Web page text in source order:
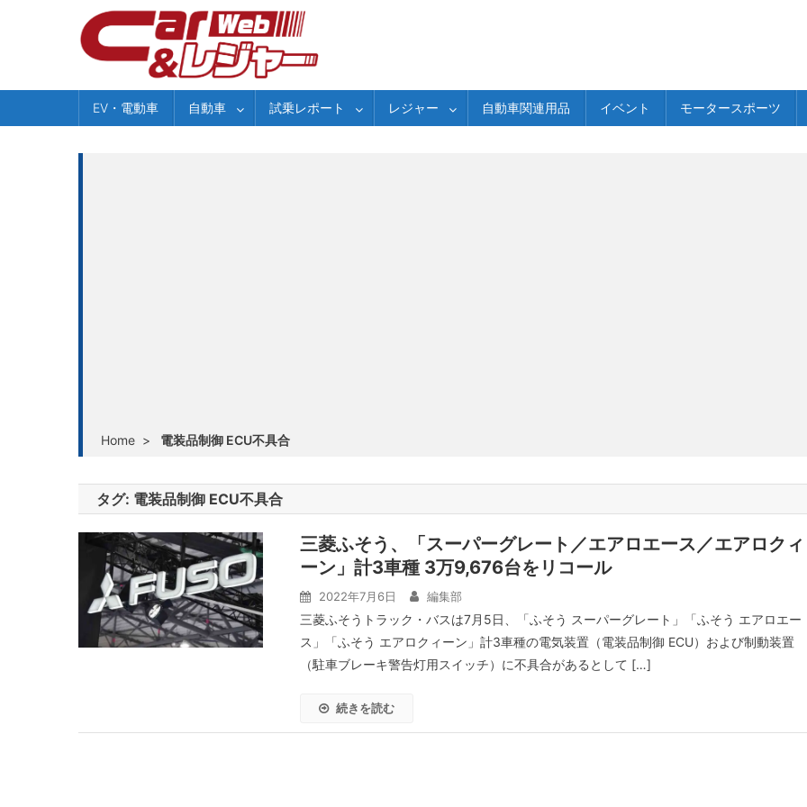
EV・電動車 自動車 試乗レポート レジャー 自動車関連用品 イベント モータースポーツ
Home > 電装品制御 ECU不具合
タグ: 電装品制御 ECU不具合
三菱ふそう、「スーパーグレート／エアロエース／エアロクィ
ーン」計3車種 3万9,676台をリコール
2022年7月6日 編集部
三菱ふそうトラック・バスは7月5日、「ふそう スーパーグレート」「ふそう エアロエー
ス」「ふそう エアロクィーン」計3車種の電気装置（電装品制御 ECU）および制動装置
（駐車ブレーキ警告灯用スイッチ）に不具合があるとして […]
続きを読む